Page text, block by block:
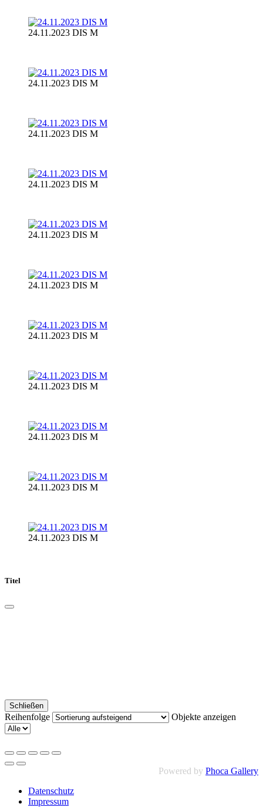
24.11.2023 DIS M
24.11.2023 DIS M
24.11.2023 DIS M
24.11.2023 DIS M
24.11.2023 DIS M
24.11.2023 DIS M
24.11.2023 DIS M
24.11.2023 DIS M
24.11.2023 DIS M
24.11.2023 DIS M
24.11.2023 DIS M
Titel
Schließen
Reihenfolge Objekte anzeigen
Powered by Phoca Gallery
Datenschutz
Impressum